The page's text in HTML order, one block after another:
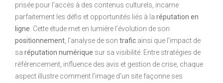
prisée pour l’accès à des contenus culturels, incarne
parfaitement les défis et opportunités liés à la réputation en
ligne . Cette étude met en lumière l’évolution de son
positionnement , l’analyse de son trafic ainsi que l’impact de
sa réputation numérique sur sa visibilité. Entre stratégies de
référencement, influence des avis et gestion de crise, chaque
aspect illustre comment l’image d’un site façonne ses